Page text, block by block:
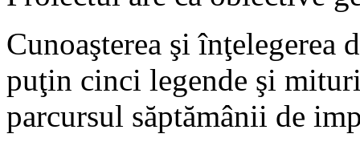
Cunoaşterea şi
puţin cinci legende şi
parcursul săptămânii de